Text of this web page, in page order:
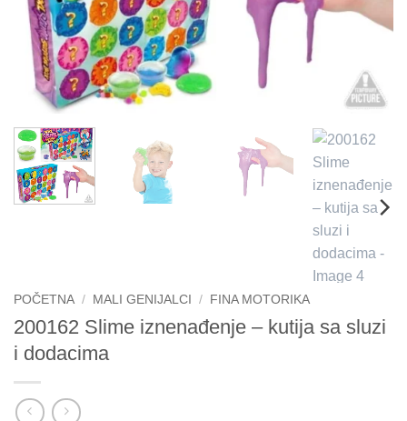
POČETNA / MALI GENIJALCI / FINA MOTORIKA
200162 Slime iznenađenje – kutija sa sluzi
i dodacima